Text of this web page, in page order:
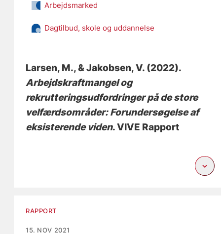
Arbejdsmarked
Dagtilbud, skole og uddannelse
Larsen, M., & Jakobsen, V. (2022).
Arbejdskraftmangel og
rekrutteringsudfordringer på de store
velfærdsområder: Forundersøgelse af
eksisterende viden. VIVE Rapport
RAPPORT
15. NOV 2021